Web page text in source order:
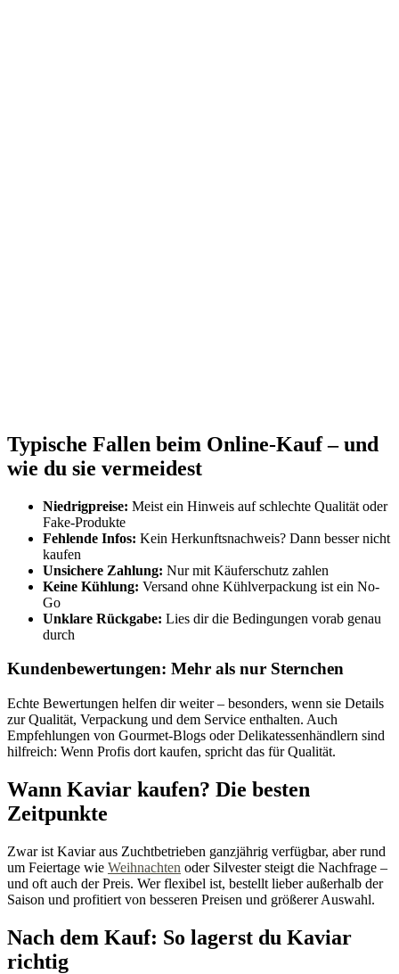
Typische Fallen beim Online-Kauf – und
wie du sie vermeidest
Niedrigpreise: Meist ein Hinweis auf schlechte Qualität oder
Fake-Produkte
Fehlende Infos: Kein Herkunftsnachweis? Dann besser nicht
kaufen
Unsichere Zahlung: Nur mit Käuferschutz zahlen
Keine Kühlung: Versand ohne Kühlverpackung ist ein No-
Go
Unklare Rückgabe: Lies dir die Bedingungen vorab genau
durch
Kundenbewertungen: Mehr als nur Sternchen
Echte Bewertungen helfen dir weiter – besonders, wenn sie Details
zur Qualität, Verpackung und dem Service enthalten. Auch
Empfehlungen von Gourmet-Blogs oder Delikatessenhändlern sind
hilfreich: Wenn Profis dort kaufen, spricht das für Qualität.
Wann Kaviar kaufen? Die besten
Zeitpunkte
Zwar ist Kaviar aus Zuchtbetrieben ganzjährig verfügbar, aber rund
um Feiertage wie Weihnachten oder Silvester steigt die Nachfrage –
und oft auch der Preis. Wer flexibel ist, bestellt lieber außerhalb der
Saison und profitiert von besseren Preisen und größerer Auswahl.
Nach dem Kauf: So lagerst du Kaviar
richtig